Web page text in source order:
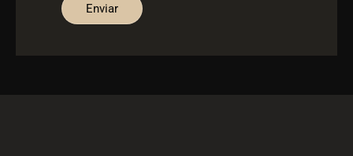
Enviar